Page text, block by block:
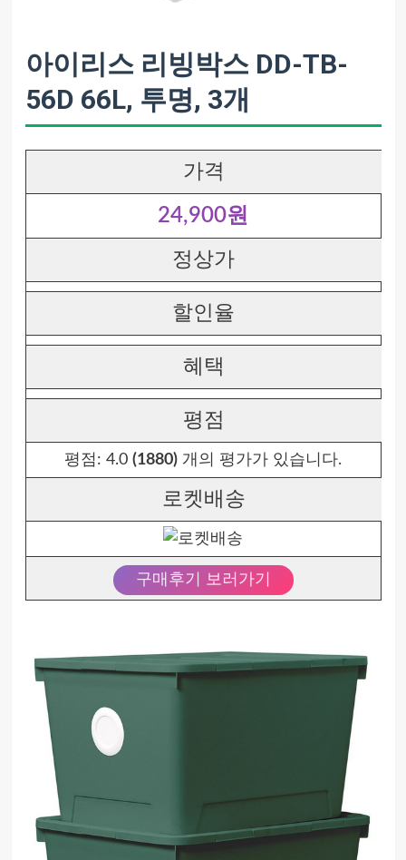
아이리스 리빙박스 DD-TB-
56D 66L, 투명, 3개
가격
24,900원
정상가
할인율
혜택
평점
평점: 4.0 (1880) 개의 평가가 있습니다.
로켓배송
구매후기 보러가기